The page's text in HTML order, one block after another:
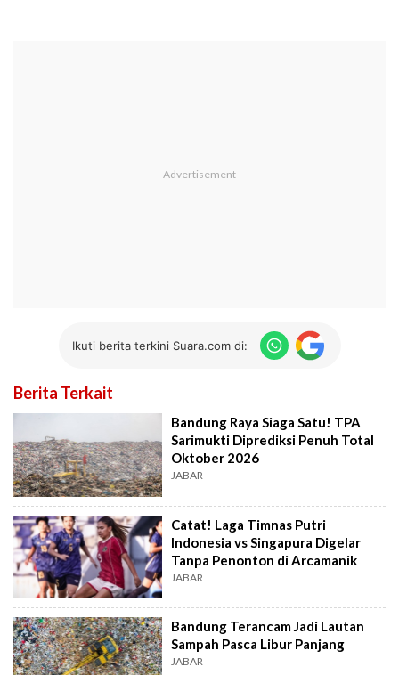
Ikuti berita terkini Suara.com di:
Berita Terkait
Bandung Raya Siaga Satu! TPA
Sarimukti Diprediksi Penuh Total
Oktober 2026
JABAR
Catat! Laga Timnas Putri
Indonesia vs Singapura Digelar
Tanpa Penonton di Arcamanik
JABAR
Bandung Terancam Jadi Lautan
Sampah Pasca Libur Panjang
JABAR